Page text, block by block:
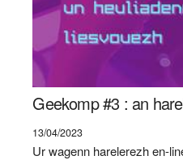
Geekomp #3 : an
13/04/2023
Ur wagenn harelerezh en-